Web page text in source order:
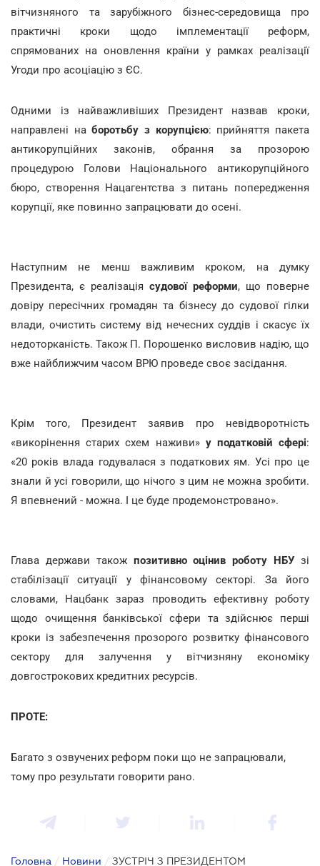
вітчизняного та зарубіжного бізнес-середовища про
практичні кроки щодо імплементації реформ,
спрямованих на оновлення країни у рамках реалізації
Угоди про асоціацію з ЄС.
Одними із найважливіших Президент назвав кроки,
направлені наборотьбу з корупцією: прийняття пакета
антикорупційних законів, обрання за прозорою
процедурою Голови Національного антикорупційного
бюро, створення Нацагентства з питань попередження
корупції, яке повинно запрацювати до осені.
Наступним не менш важливим кроком, на думку
Президента, є реалізація судової реформи, що поверне
довіру пересічних громадян та бізнесу до судової гілки
влади, очистить систему від нечесних суддів і скасує їх
недоторканість. Також П. Порошенко висловив надію, що
вже найближчим часом ВРЮ проведе своє засідання.
Крім того, Президент заявив про невідворотність
«викорінення старих схем наживи» у податковій сфері:
«20 років влада годувалася з податкових ям. Усі про це
знали й усі говорили, що нічого з цим не можна зробити.
Я впевнений - можна. І це буде продемонстровано».
Глава держави також позитивно оцінив роботу НБУ зі
стабілізації ситуації у фінансовому секторі. За його
словами, Нацбанк зараз проводить ефективну роботу
щодо очищення банківської сфери та здійснює перші
кроки із забезпечення прозорого розвитку фінансового
сектору для залучення у вітчизняну економіку
довгострокових кредитних ресурсів.
ПРОТЕ:
Багато з озвучених реформ поки що не запрацювали,
тому про результати говорити рано.
Головна / Новини / ЗУСТРІЧ З ПРЕЗИДЕНТОМ